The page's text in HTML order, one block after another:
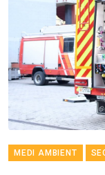
MEDI AMBIENT